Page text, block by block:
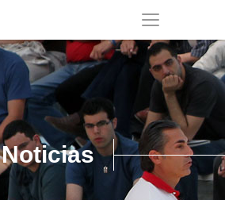
Noticias